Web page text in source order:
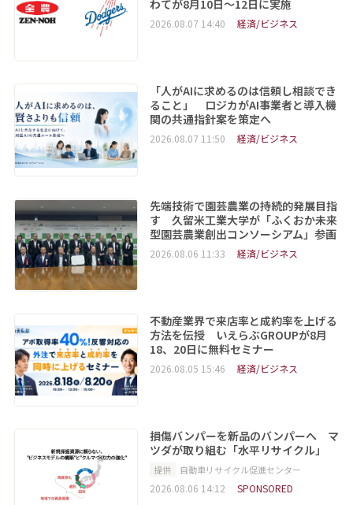
わてが8月10日～12日に実施
2026.08.07 14:40 経済/ビジネス
「人がAIに求めるのは信頼し相談でき
ること」 ロジカがAI事業者と導入機
関の共通指針案を策定へ
2026.08.07 11:50 経済/ビジネス
先端技術で園芸農業の持続的発展目指
す 久留米工業大学が「ふくおか未来
型園芸農業創出コンソーシアム」参画
2026.08.06 11:33 経済/ビジネス
不動産業界で来店率と成約率を上げる
方法を伝授 いえらぶGROUPが8月
18、20日に無料セミナー
2026.08.05 15:46 経済/ビジネス
損傷バンパーを新品のバンパーへ マ
ツダが取り組む「水平リサイクル」
提供 自動車リサイクル促進センター
2026.08.06 14:12 SPONSORED